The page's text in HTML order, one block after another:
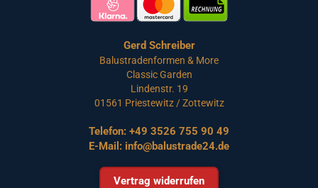
Gerd Schreiber
Balustradenformen & More
Classic Garden
Lindenstr. 19
01561 Priestewitz / Zottewitz
Telefon: +49 3526 755 90 49
E-Mail: info@balustrade24.de
Vertrag widerrufen